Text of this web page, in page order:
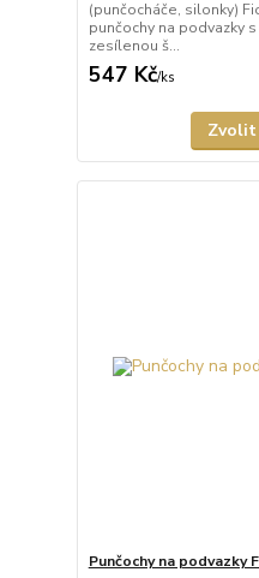
(punčocháče, silonky)
punčochy na podvazky
zesílenou š...
547 Kč/ks
Punčochy na podvazky